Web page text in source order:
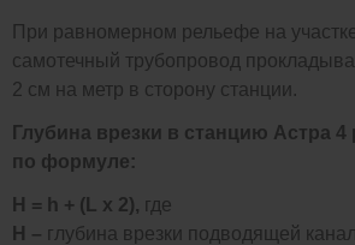
При равномерном рельефе на
самотечный трубопровод
2 см на метр в сторону станции.
Глубина врезки в станцию Астра 4
по формуле:
H = h + (L x 2), где
H – глубина врезки подводящей